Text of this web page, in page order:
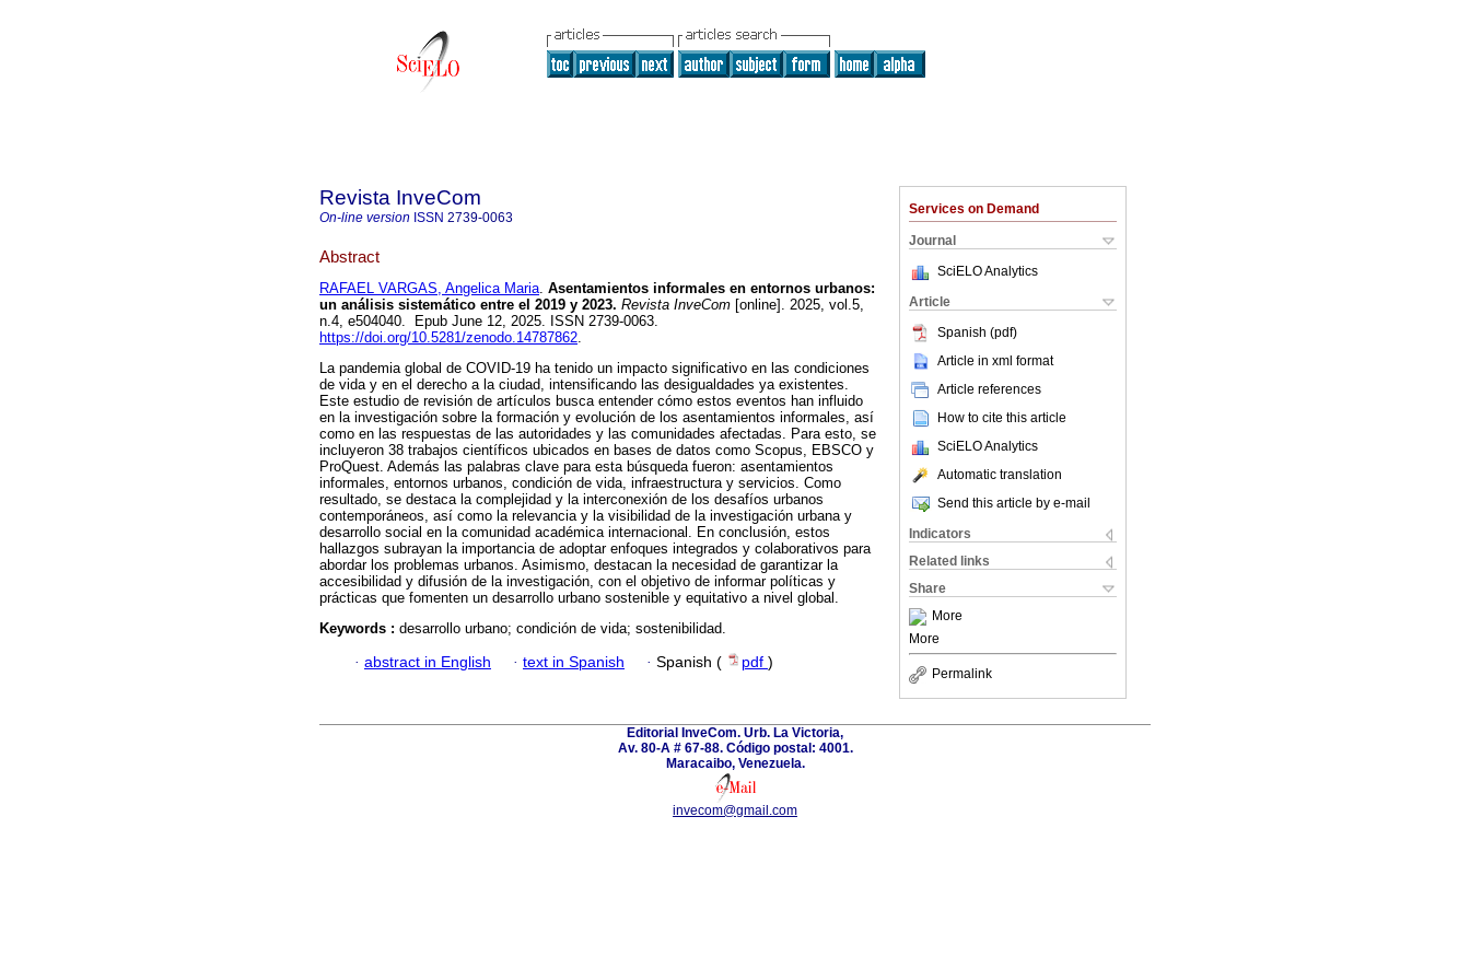
Services on Demand
Journal
SciELO Analytics
Article
Spanish (pdf)
Article in xml format
Article references
How to cite this article
SciELO Analytics
Automatic translation
Send this article by e-mail
Indicators
Related links
Share
More
More
Permalink
Revista InveCom
On-line version ISSN 2739-0063
Abstract
RAFAEL VARGAS, Angelica Maria. Asentamientos informales en entornos urbanos:
un análisis sistemático entre el 2019 y 2023. Revista InveCom [online]. 2025, vol.5,
n.4, e504040. Epub June 12, 2025. ISSN 2739-0063.
https://doi.org/10.5281/zenodo.14787862.
La pandemia global de COVID-19 ha tenido un impacto significativo en las condiciones
de vida y en el derecho a la ciudad, intensificando las desigualdades ya existentes.
Este estudio de revisión de artículos busca entender cómo estos eventos han influido
en la investigación sobre la formación y evolución de los asentamientos informales, así
como en las respuestas de las autoridades y las comunidades afectadas. Para esto, se
incluyeron 38 trabajos científicos ubicados en bases de datos como Scopus, EBSCO y
ProQuest. Además las palabras clave para esta búsqueda fueron: asentamientos
informales, entornos urbanos, condición de vida, infraestructura y servicios. Como
resultado, se destaca la complejidad y la interconexión de los desafíos urbanos
contemporáneos, así como la relevancia y la visibilidad de la investigación urbana y
desarrollo social en la comunidad académica internacional. En conclusión, estos
hallazgos subrayan la importancia de adoptar enfoques integrados y colaborativos para
abordar los problemas urbanos. Asimismo, destacan la necesidad de garantizar la
accesibilidad y difusión de la investigación, con el objetivo de informar políticas y
prácticas que fomenten un desarrollo urbano sostenible y equitativo a nivel global.
Keywords : desarrollo urbano; condición de vida; sostenibilidad.
· abstract in English · text in Spanish · Spanish ( pdf )
Editorial InveCom. Urb. La Victoria,
Av. 80-A # 67-88. Código postal: 4001.
Maracaibo, Venezuela.
invecom@gmail.com